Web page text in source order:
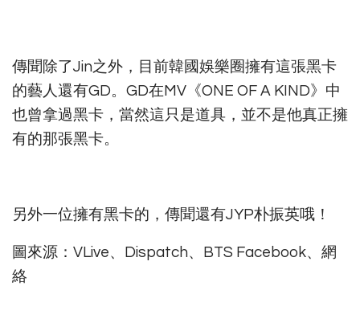
傳聞除了Jin之外，目前韓國娛樂圈擁有這張黑卡
的藝人還有GD。GD在MV《ONE OF A KIND》中
也曾拿過黑卡，當然這只是道具，並不是他真正擁
有的那張黑卡。
另外一位擁有黑卡的，傳聞還有JYP朴振英哦！
圖來源：VLive、Dispatch、BTS Facebook、網
絡